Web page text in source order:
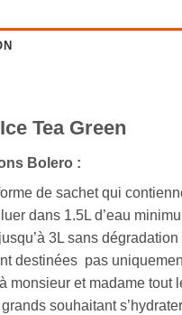
Tea Green
Bolero :
de sachet qui
dans 1.5L d’eau
3L sans
destinées pas
monsieur et madame tout
souhaitant